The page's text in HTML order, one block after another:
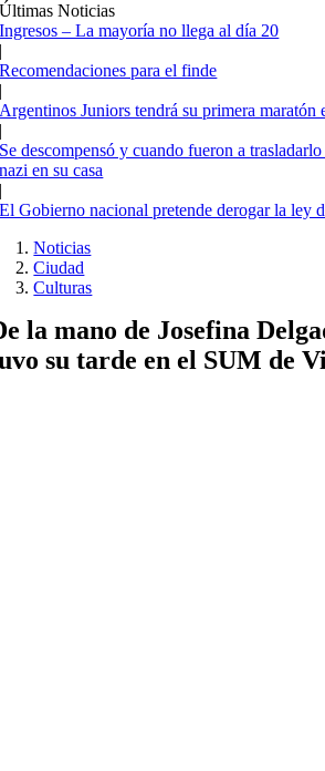
Últimas Noticias
Ingresos – La mayoría no llega al día 20
|
Recomendaciones para el finde
|
Argentinos Juniors tendrá su primera maratón
|
Se descompensó y cuando fueron a
nazi en su casa
|
El Gobierno nacional pretende derogar la ley
Noticias
Ciudad
Culturas
la mano de Josefina
su tarde en el SUM de